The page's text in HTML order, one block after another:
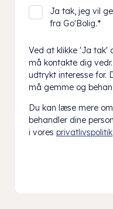
Ja tak, jeg vil
fra Go'Bolig.*
Ved at klikke 'Ja tak'
må kontakte dig
udtrykt interesse for.
må gemme og
Du kan læse mere
behandler dine
i vores privatlivspolitik